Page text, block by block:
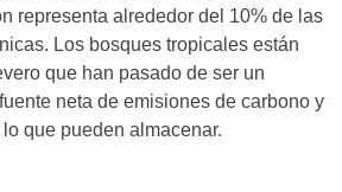
representa alrededor del 10% de las
Los bosques tropicales están
que han pasado de ser un
neta de emisiones de carbono y
que pueden almacenar.